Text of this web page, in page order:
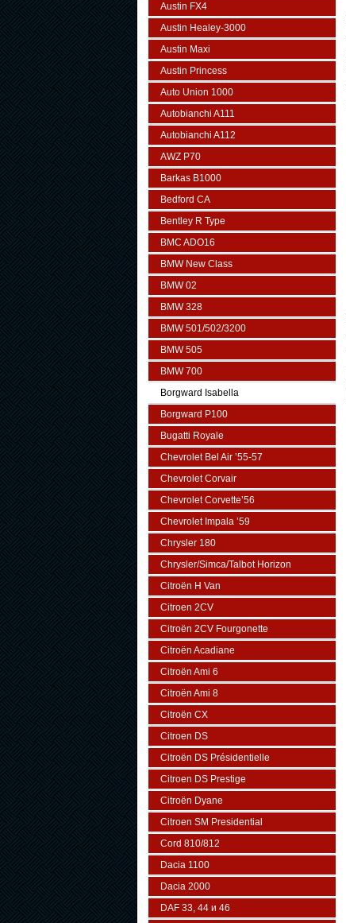
Austin FX4
Austin Healey-3000
Austin Maxi
Austin Princess
Auto Union 1000
Autobianchi A111
Autobianchi A112
AWZ P70
Barkas B1000
Bedford CA
Bentley R Type
BMC ADO16
BMW New Class
BMW 02
BMW 328
BMW 501/502/3200
BMW 505
BMW 700
Borgward Isabella
Borgward P100
Bugatti Royale
Chevrolet Bel Air ’55-57
Chevrolet Corvair
Chevrolet Corvette’56
Chevrolet Impala ’59
Chrysler 180
Chrysler/Simca/Talbot Horizon
Citroën H Van
Citroen 2CV
Citroën 2CV Fourgonette
Citroën Acadiane
Citroën Ami 6
Citroën Ami 8
Citroën CX
Citroen DS
Citroën DS Présidentielle
Citroen DS Prestige
Citroën Dyane
Citroen SM Presidential
Cord 810/812
Dacia 1100
Dacia 2000
DAF 33, 44 и 46